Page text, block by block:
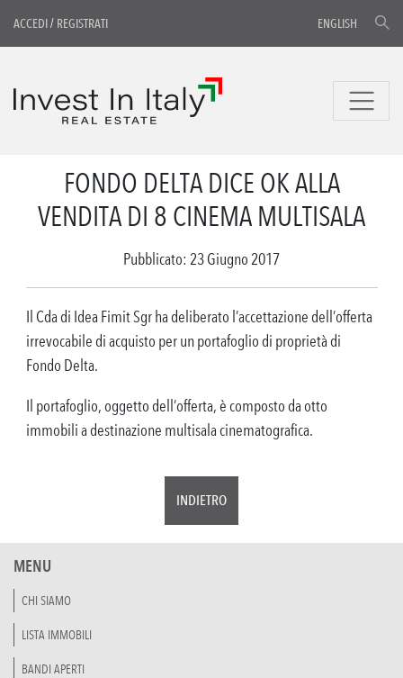
ACCEDI/ REGISTRATI ENGLISH
FONDO DELTA DICE OK ALLA
VENDITA DI 8 CINEMA MULTISALA
Pubblicato: 23 Giugno 2017
Il Cda di Idea Fimit Sgr ha deliberato l’accettazione dell’offerta
irrevocabile di acquisto per un portafoglio di proprietà di
Fondo Delta.
Il portafoglio, oggetto dell’offerta, è composto da otto
immobili a destinazione multisala cinematografica.
INDIETRO
MENU
CHI SIAMO
LISTA IMMOBILI
BANDI APERTI